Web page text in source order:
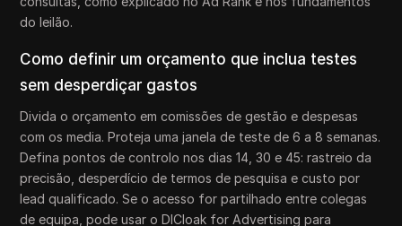
do leilão.
Como definir um orçamento que inclua testes
sem desperdiçar gastos
Divida o orçamento em comissões de gestão e despesas
com os media. Proteja uma janela de teste de 6 a 8 semanas.
Defina pontos de controlo nos dias 14, 30 e 45: rastreio da
precisão, desperdício de termos de pesquisa e custo por
lead qualificado. Se o acesso for partilhado entre colegas
de equipa, pode usar o DICloak for Advertising para